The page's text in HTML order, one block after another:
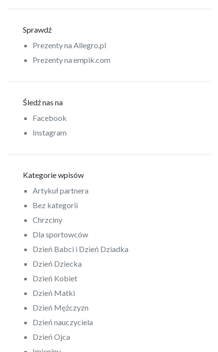
Sprawdź
Prezenty na Allegro.pl
Prezenty na empik.com
Śledź nas na
Facebook
Instagram
Kategorie wpisów
Artykuł partnera
Bez kategorii
Chrzciny
Dla sportowców
Dzień Babci i Dzień Dziadka
Dzień Dziecka
Dzień Kobiet
Dzień Matki
Dzień Mężczyzn
Dzień nauczyciela
Dzień Ojca